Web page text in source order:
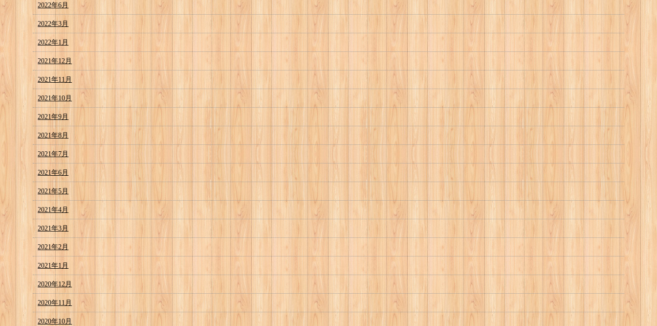
2022年6月
2022年3月
2022年1月
2021年12月
2021年11月
2021年10月
2021年9月
2021年8月
2021年7月
2021年6月
2021年5月
2021年4月
2021年3月
2021年2月
2021年1月
2020年12月
2020年11月
2020年10月